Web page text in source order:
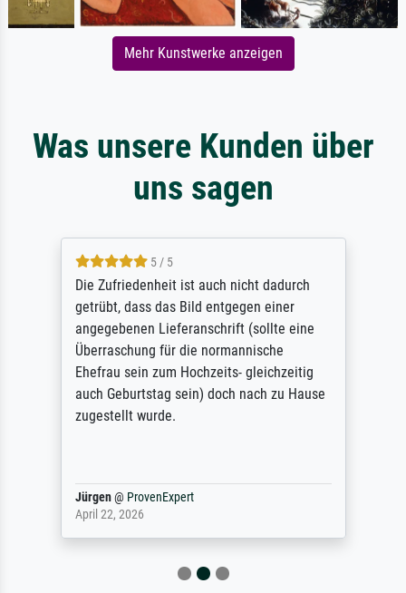
Mehr Kunstwerke anzeigen
Was unsere Kunden über
uns sagen
5 / 5
Die Zufriedenheit ist auch nicht dadurch
getrübt, dass das Bild entgegen einer
angegebenen Lieferanschrift (sollte eine
Überraschung für die normannische
Ehefrau sein zum Hochzeits- gleichzeitig
auch Geburtstag sein) doch nach zu Hause
zugestellt wurde.
Jürgen@ ProvenExpert
April 22, 2026